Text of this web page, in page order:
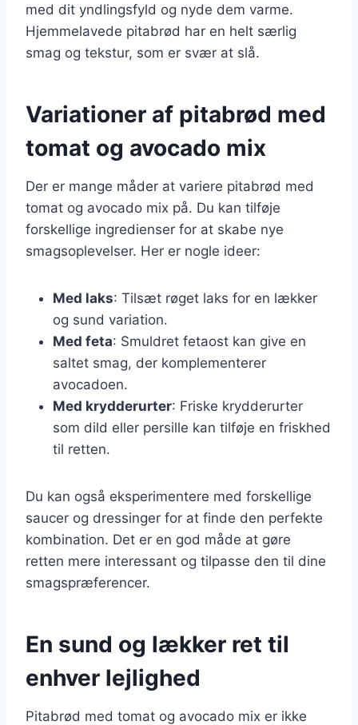
med dit yndlingsfyld og nyde dem varme.
Hjemmelavede pitabrød har en helt særlig
smag og tekstur, som er svær at slå.
Variationer af pitabrød med
tomat og avocado mix
Der er mange måder at variere pitabrød med
tomat og avocado mix på. Du kan tilføje
forskellige ingredienser for at skabe nye
smagsoplevelser. Her er nogle ideer:
Med laks: Tilsæt røget laks for en lækker
og sund variation.
Med feta: Smuldret fetaost kan give en
saltet smag, der komplementerer
avocadoen.
Med krydderurter: Friske krydderurter
som dild eller persille kan tilføje en friskhed
til retten.
Du kan også eksperimentere med forskellige
saucer og dressinger for at finde den perfekte
kombination. Det er en god måde at gøre
retten mere interessant og tilpasse den til dine
smagspræferencer.
En sund og lækker ret til
enhver lejlighed
Pitabrød med tomat og avocado mix er ikke